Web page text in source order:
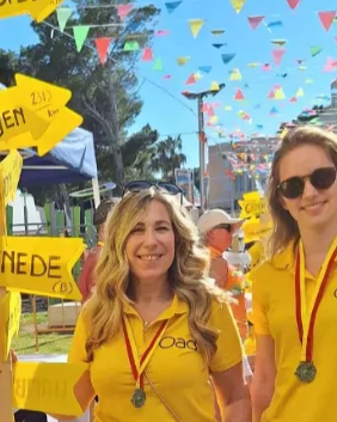
tijdens de vlucht.
40x30x20 cm (zoals een
in de cabine en plaats je onder
wegen.
55x40x25 cm (zoals een
van Transavia.com. Bij
je Priority Boarding, zodat je als